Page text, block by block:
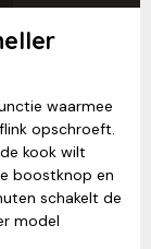
waarmee
opschroeft.
kook wilt
boostknop en
schakelt de
model